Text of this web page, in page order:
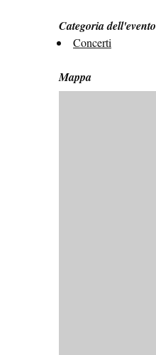
Categoria dell'evento
Concerti
Mappa